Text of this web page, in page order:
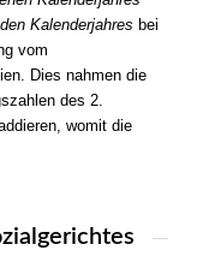
Kalenderjahres bei
vom
Dies nahmen die
des 2.
womit die